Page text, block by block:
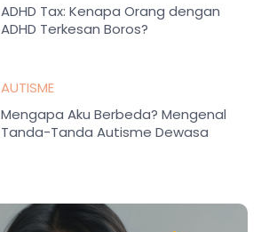
ADHD Tax: Kenapa Orang dengan
ADHD Terkesan Boros?
AUTISME
Mengapa Aku Berbeda? Mengenal
Tanda-Tanda Autisme Dewasa